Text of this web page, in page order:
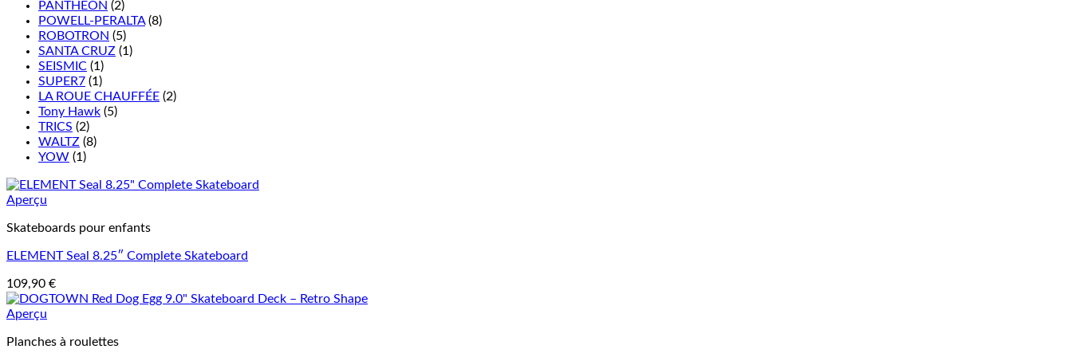
PANTHEON (2)
POWELL-PERALTA (8)
ROBOTRON (5)
SANTA CRUZ (1)
SEISMIC (1)
SUPER7 (1)
LA ROUE CHAUFFÉE (2)
Tony Hawk (5)
TRICS (2)
WALTZ (8)
YOW (1)
Aperçu
Skateboards pour enfants
ELEMENT Seal 8.25″ Complete Skateboard
109,90 €
Aperçu
Planches à roulettes